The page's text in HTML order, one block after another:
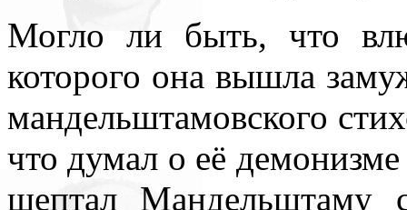
Могло ли быть, что
которого она вышла
мандельштамовского
что думал о её
шептал